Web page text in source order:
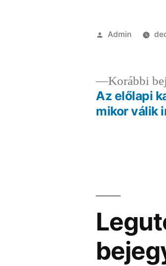
Szerző:
Admin
Bejegyzés
Korábbi
Az előlapi
mikor válik